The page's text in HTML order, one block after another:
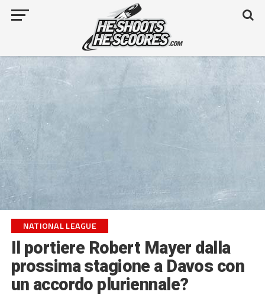
NATIONAL LEAGUE
Il portiere Robert Mayer dalla
prossima stagione a Davos con
un accordo pluriennale?